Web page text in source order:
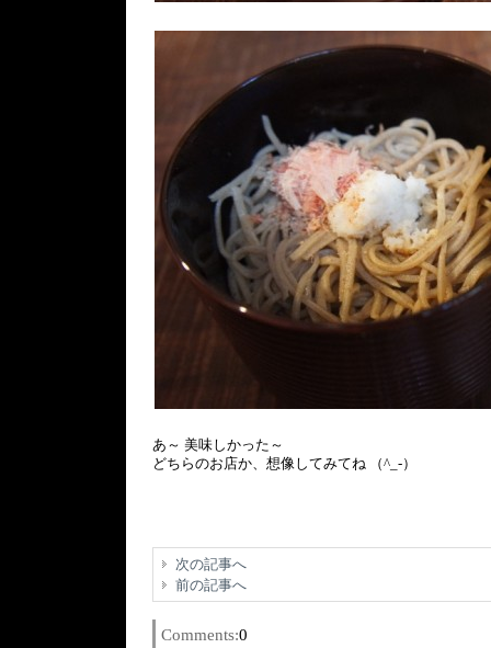
あ～ 美味しかった～
どちらのお店か、想像してみてね （^_-）
次の記事へ
前の記事へ
Comments:0